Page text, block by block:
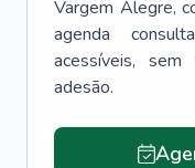
Vargem Alegre,
agenda
acessíveis,
adesão.